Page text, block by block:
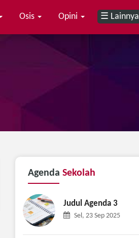
Osis Opini ☰ Lainnya
Agenda Sekolah
Judul Agenda 3
Sel, 23 Sep 2025